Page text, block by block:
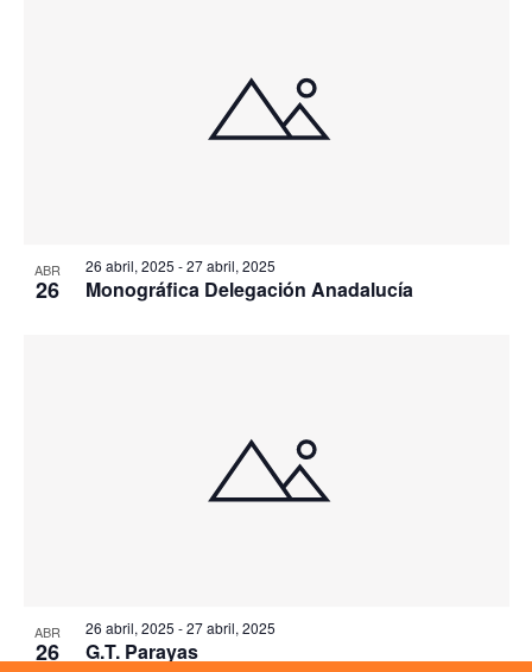
ABR
26
26 abril, 2025 -27 abril, 2025
Monográfica Delegación Anadalucía
ABR
26
26 abril, 2025 -27 abril, 2025
G.T. Parayas